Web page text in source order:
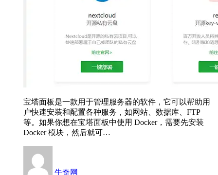
宝塔面板是一款用于管理服务器的软件，它可以帮助用
户快速安装和配置各种服务，如网站、数据库、FTP
等。如果你想在宝塔面板中使用 Docker，需要先安装
Docker 模块，然后就可…
牛奇网